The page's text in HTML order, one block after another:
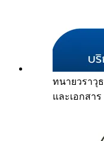
ทนายวราวุธ
และเอกสาร